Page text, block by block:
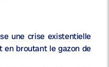
une crise existentielle
en broutant le gazon de